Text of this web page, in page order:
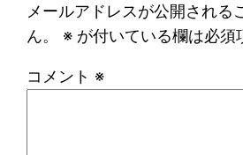
メールアドレスが公開される
ん。
※ が付いている欄は必須
コメント ※